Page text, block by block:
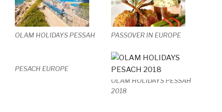
OLAM HOLIDAYS PESSAH PASSOVER IN EUROPE
PESACH EUROPE
OLAM HOLIDAYS PESSAH
2018